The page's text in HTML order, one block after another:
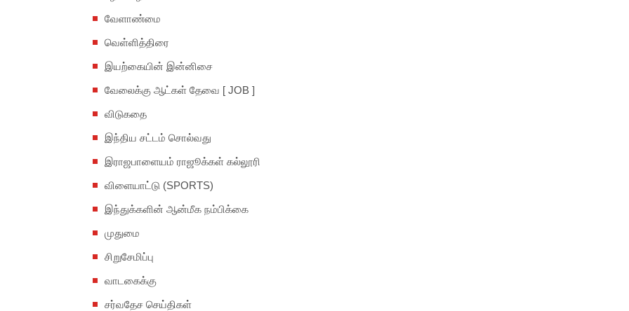
வேளாண்மை
வெள்ளித்திரை
இயற்கையின் இன்னிசை
வேலைக்கு ஆட்கள் தேவை [ JOB ]
விடுகதை
இந்திய சட்டம் சொல்வது
இராஜபாளையம் ராஜூக்கள் கல்லூரி
விளையாட்டு (SPORTS)
இந்துக்களின் ஆன்மீக நம்பிக்கை
முதுமை
சிறுசேமிப்பு
வாடகைக்கு
சர்வதேச செய்திகள்